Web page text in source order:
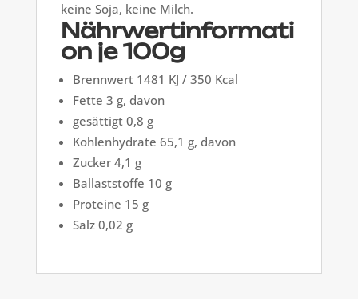
keine Soja, keine Milch.
Nährwertinformati
on je 100g
Brennwert 1481 KJ / 350 Kcal
Fette 3 g, davon
gesättigt 0,8 g
Kohlenhydrate 65,1 g, davon
Zucker 4,1 g
Ballaststoffe 10 g
Proteine 15 g
Salz 0,02 g